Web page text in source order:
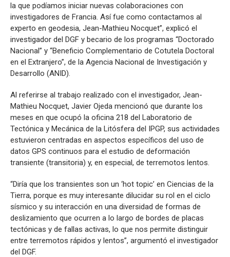
la que podíamos iniciar nuevas colaboraciones con
investigadores de Francia. Así fue como contactamos al
experto en geodesia, Jean-Mathieu Nocquet”, explicó el
investigador del DGF y becario de los programas “Doctorado
Nacional” y “Beneficio Complementario de Cotutela Doctoral
en el Extranjero”, de la Agencia Nacional de Investigación y
Desarrollo (ANID).
Al referirse al trabajo realizado con el investigador, Jean-
Mathieu Nocquet, Javier Ojeda mencionó que durante los
meses en que ocupó la oficina 218 del Laboratorio de
Tectónica y Mecánica de la Litósfera del IPGP, sus actividades
estuvieron centradas en aspectos específicos del uso de
datos GPS continuos para el estudio de deformación
transiente (transitoria) y, en especial, de terremotos lentos.
“Diría que los transientes son un ‘hot topic’ en Ciencias de la
Tierra, porque es muy interesante dilucidar su rol en el ciclo
sísmico y su interacción en una diversidad de formas de
deslizamiento que ocurren a lo largo de bordes de placas
tectónicas y de fallas activas, lo que nos permite distinguir
entre terremotos rápidos y lentos”, argumentó el investigador
del DGF.